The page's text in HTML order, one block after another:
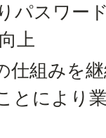
パスワー
上
仕組みを
とにより